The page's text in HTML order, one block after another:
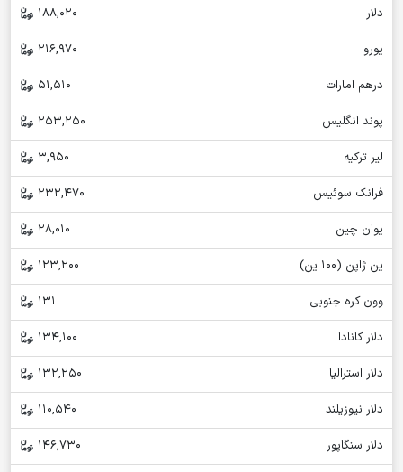
دلار
188,020
یورو
216,970
درهم امارات
51,510
پوند انگلیس
253,250
لیر ترکیه
3,950
فرانک سوئیس
232,470
یوان چین
28,010
ین ژاپن (100 ین)
123,200
وون کره جنوبی
131
دلار کانادا
134,100
دلار استرالیا
132,250
دلار نیوزیلند
110,540
دلار سنگاپور
146,730